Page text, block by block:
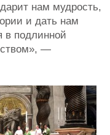
нам мудрость,
и дать нам
в подлинной
—